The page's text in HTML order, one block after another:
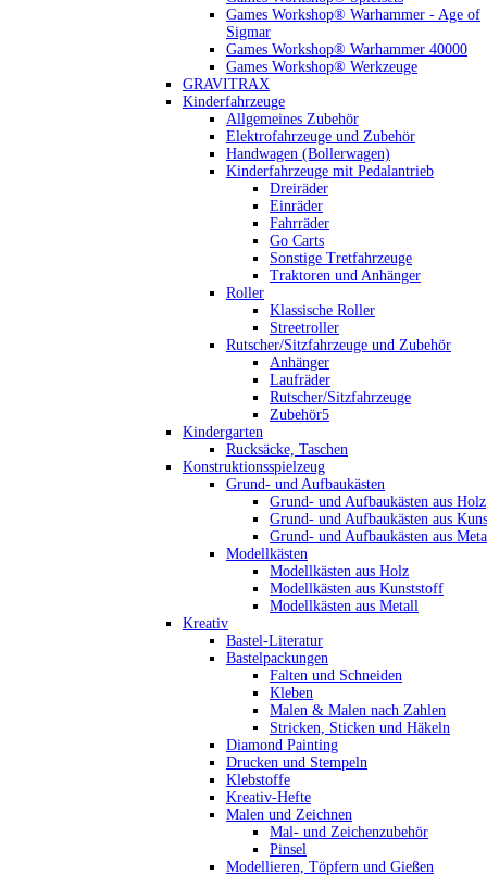
Games Workshop® Warhammer - Age of
Sigmar
Games Workshop® Warhammer 40000
Games Workshop® Werkzeuge
GRAVITRAX
Kinderfahrzeuge
Allgemeines Zubehör
Elektrofahrzeuge und Zubehör
Handwagen (Bollerwagen)
Kinderfahrzeuge mit Pedalantrieb
Dreiräder
Einräder
Fahrräder
Go Carts
Sonstige Tretfahrzeuge
Traktoren und Anhänger
Roller
Klassische Roller
Streetroller
Rutscher/Sitzfahrzeuge und Zubehör
Anhänger
Laufräder
Rutscher/Sitzfahrzeuge
Zubehör5
Kindergarten
Rucksäcke, Taschen
Konstruktionsspielzeug
Grund- und Aufbaukästen
Grund- und Aufbaukästen aus Holz
Grund- und Aufbaukästen aus
Grund- und Aufbaukästen aus
Modellkästen
Modellkästen aus Holz
Modellkästen aus Kunststoff
Modellkästen aus Metall
Kreativ
Bastel-Literatur
Bastelpackungen
Falten und Schneiden
Kleben
Malen & Malen nach Zahlen
Stricken, Sticken und Häkeln
Diamond Painting
Drucken und Stempeln
Klebstoffe
Kreativ-Hefte
Malen und Zeichnen
Mal- und Zeichenzubehör
Pinsel
Modellieren, Töpfern und Gießen